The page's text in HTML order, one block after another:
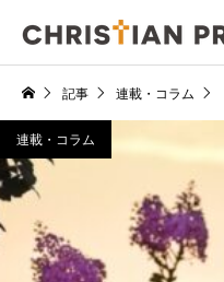
記事 連載・コラム
連載・コラム